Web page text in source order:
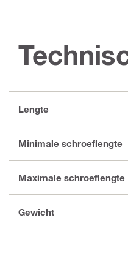
Lengte
Minimale schroeflengte
Maximale schroeflengte
Gewicht